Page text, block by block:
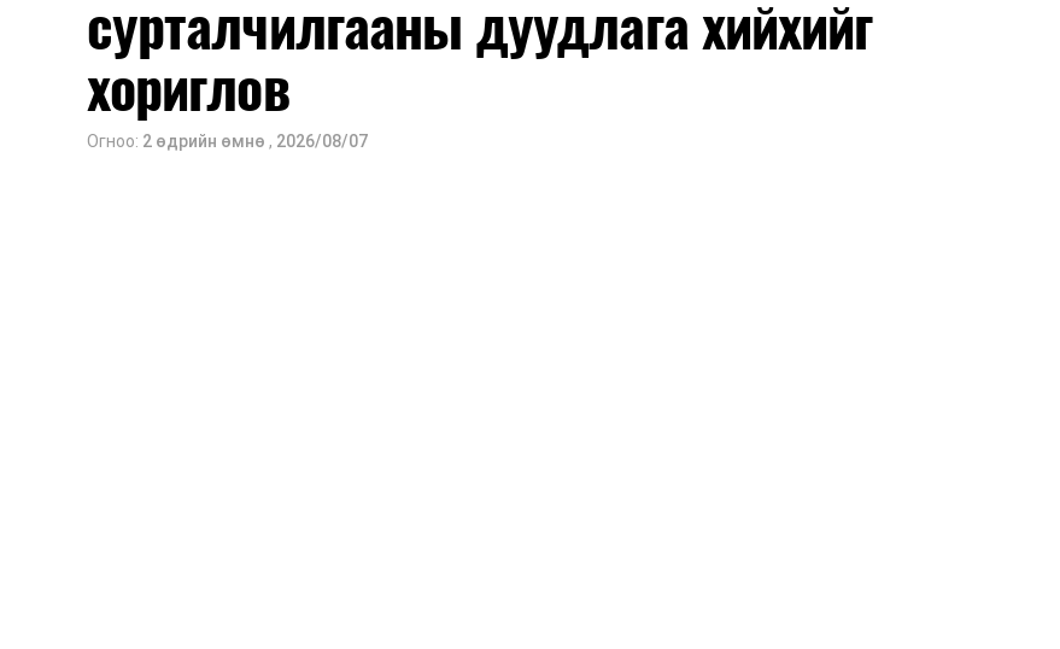
2026 оны 9 дүгээр сарын 14-нөөс танхимаар үргэлжилнэ.
Оюутны дотуур байр
2026 оны 9 дүгээр сарын 13-наас оюутнуудыг дотуур байранд оруулж эхэлнэ.
сурталчилгааны дуудлага хийхийг
хориглов
Огноо: 2 өдрийн өмнө , 2026/08/07